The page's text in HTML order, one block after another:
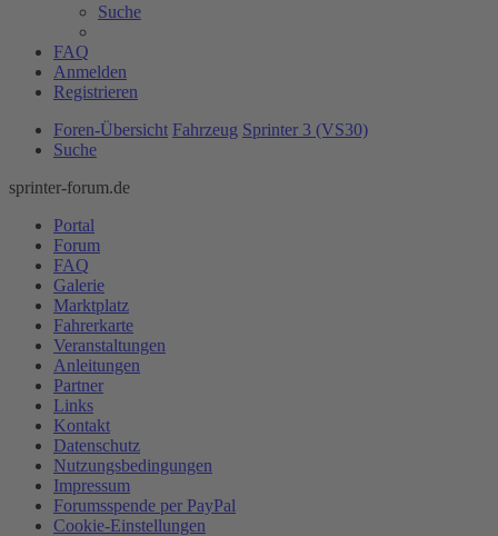
Suche
FAQ
Anmelden
Registrieren
Foren-Übersicht Fahrzeug Sprinter 3 (VS30)
Suche
sprinter-forum.de
Portal
Forum
FAQ
Galerie
Marktplatz
Fahrerkarte
Veranstaltungen
Anleitungen
Partner
Links
Kontakt
Datenschutz
Nutzungsbedingungen
Impressum
Forumsspende per PayPal
Cookie-Einstellungen